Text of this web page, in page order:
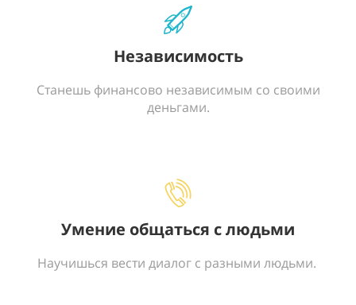
Независимость
Станешь финансово независимым со своими
деньгами.
Умение общаться с людьми
Научишься вести диалог с разными людьми.